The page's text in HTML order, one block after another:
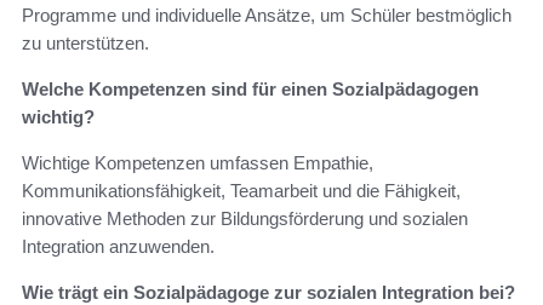
Programme und individuelle Ansätze, um Schüler bestmöglich
zu unterstützen.
Welche Kompetenzen sind für einen Sozialpädagogen
wichtig?
Wichtige Kompetenzen umfassen Empathie,
Kommunikationsfähigkeit, Teamarbeit und die Fähigkeit,
innovative Methoden zur Bildungsförderung und sozialen
Integration anzuwenden.
Wie trägt ein Sozialpädagoge zur sozialen Integration bei?